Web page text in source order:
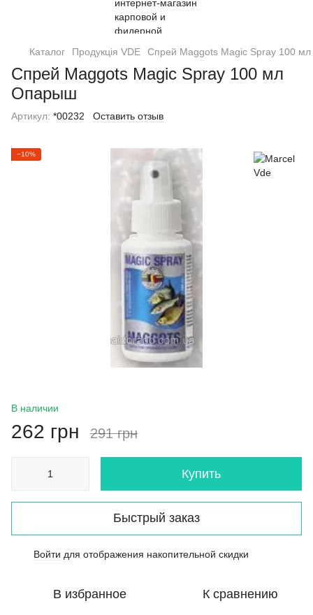
Каталог Продукція VDE Спрей Maggots Magic Spray 100
Спрей Maggots Magic Spray 100 мл
Опарыш
Артикул: *00232 Оставить отзыв
−10%
В наличии
262 грн 291 грн
Купить
Быстрый заказ
Войти для отображения накопительной скидки
В избранное К сравнению